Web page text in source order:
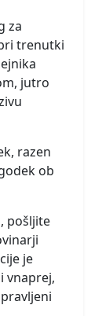
za
trenutki
jutro
razen
ob
pošljite
je
vnaprej,